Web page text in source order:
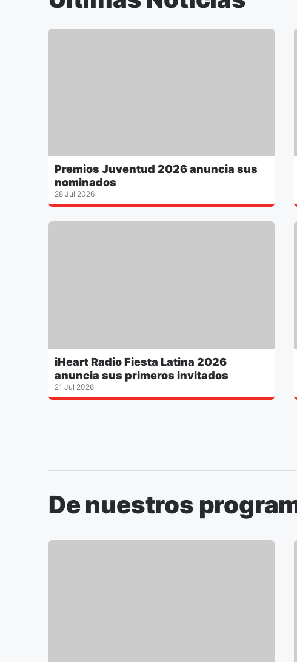
Premios Juventud 2026 anuncia sus
nominados
28 Jul 2026
iHeart Radio Fiesta Latina 2026
anuncia sus primeros invitados
21 Jul 2026
De nuestros